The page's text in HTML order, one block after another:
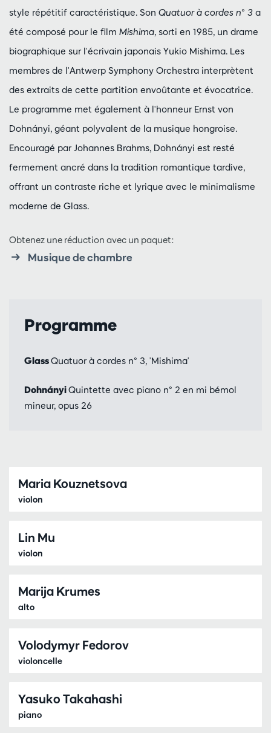
style répétitif caractéristique. Son Quatuor à cordes n° 3 a
été composé pour le film Mishima, sorti en 1985, un drame
biographique sur l'écrivain japonais Yukio Mishima. Les
membres de l'Antwerp Symphony Orchestra interprètent
des extraits de cette partition envoûtante et évocatrice.
Le programme met également à l'honneur Ernst von
Dohnányi, géant polyvalent de la musique hongroise.
Encouragé par Johannes Brahms, Dohnányi est resté
fermement ancré dans la tradition romantique tardive,
offrant un contraste riche et lyrique avec le minimalisme
moderne de Glass.
Obtenez une réduction avec un paquet:
Musique de chambre
Programme
GlassQuatuor à cordes n° 3, 'Mishima'
DohnányiQuintette avec piano n° 2 en mi bémol
mineur, opus 26
Maria Kouznetsova
violon
Lin Mu
violon
Marija Krumes
alto
Volodymyr Fedorov
violoncelle
Yasuko Takahashi
piano